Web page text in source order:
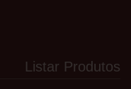
Listar Produtos